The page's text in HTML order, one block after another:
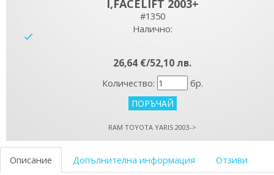
I,FACELIFT 2003+
#1350
Налично:
26,64 €/52,10 лв.
Количество: бр.
RAM TOYOTA YARIS 2003->
Описание Допълнителна информация Отзиви